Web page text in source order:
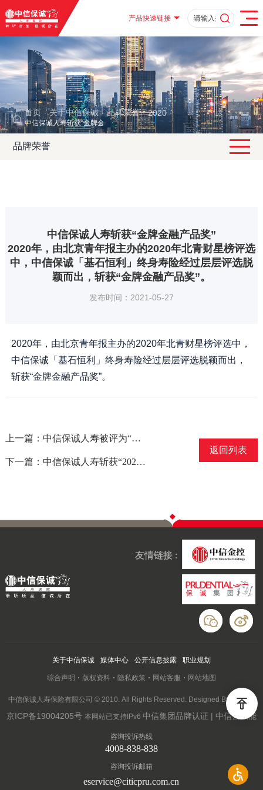
产品快速链接
首页 · 关于中信保诚 · 品牌荣誉 · 2020 ·
中信保诚人寿斩获“金牌金融产品奖”
品牌荣誉
中信保诚人寿斩获“金牌金融产品奖”
2020年，由北京青年报主办的2020年北青财星榜评选
中，中信保诚「基石恒利」终身寿险经过层层评选脱
颖而出，斩获“金牌金融产品奖”。
发布时间：2021-05-27
2020年，由北京青年报主办的2020年北青财星榜评选中，
中信保诚「基石恒利」终身寿险经过层层评选脱颖而出，
斩获“金牌金融产品奖”。
上一篇：中信保诚人寿被评为“十三五”中国企业文化建设优秀单位
下一篇：中信保诚人寿斩获“2020年度最佳资产配置保险产品”和“2020年度最具市场影响力保险产品”大奖
返回列表
友情链接 :
关于中信保诚 媒体中心 公开信息披露 职业规划
综合声明 版权资料 隐私政策 网站客服 网站地图
中信保诚人寿保险有限公司 © 2010. All Rights Reserved. Designed By Wanhu
京ICP备19004205号 本网站已支持IPv6 中信集团品牌认证 | 中信云赋能
咨询投诉热线
4008-838-838
咨询投诉邮箱
eservice@citicpru.com.cn